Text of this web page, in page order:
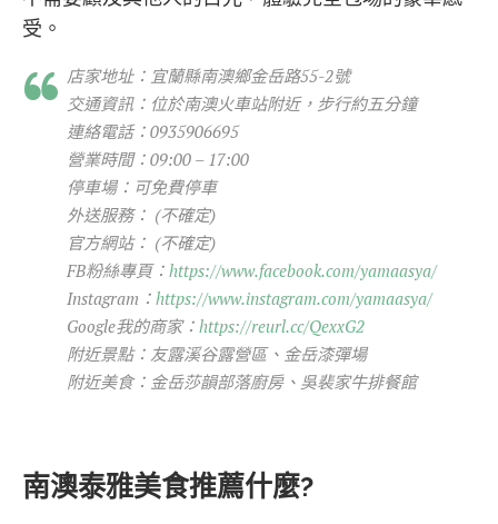
受。
店家地址：宜蘭縣南澳鄉金岳路55-2號
交通資訊：位於南澳火車站附近，步行約五分鐘
連絡電話：0935906695
營業時間：09:00 – 17:00
停車場：可免費停車
外送服務： (不確定)
官方網站： (不確定)
FB粉絲專頁： https://www.facebook.com/yamaasya/
Instagram： https://www.instagram.com/yamaasya/
Google我的商家： https://reurl.cc/QexxG2
附近景點：友露溪谷露營區、金岳漆彈場
附近美食：金岳莎韻部落廚房、吳裴家牛排餐館
南澳泰雅美食推薦什麼?